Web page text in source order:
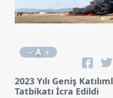
A
2023 Yılı Geniş
Tatbikatı İcra Edildi